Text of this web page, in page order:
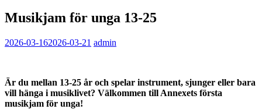
Musikjam för unga 13-25
2026-03-162026-03-21 admin
Är du mellan 13-25 år och spelar instrument, sjunger eller bara
vill hänga i musiklivet? Välkommen till Annexets första
musikjam för unga!